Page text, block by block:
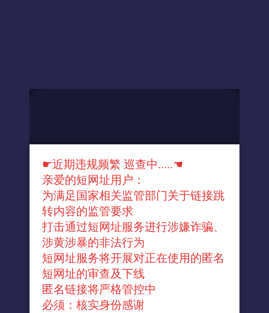
☛近期违规频繁 巡查中.....☚
亲爱的短网址用户：
为满足国家相关监管部门关于链接跳
转内容的监管要求
打击通过短网址服务进行涉嫌诈骗、
涉黄涉暴的非法行为
短网址服务将开展对正在使用的匿名
短网址的审查及下线
匿名链接将严格管控中
必须：核实身份感谢
↓官方转换域名↓